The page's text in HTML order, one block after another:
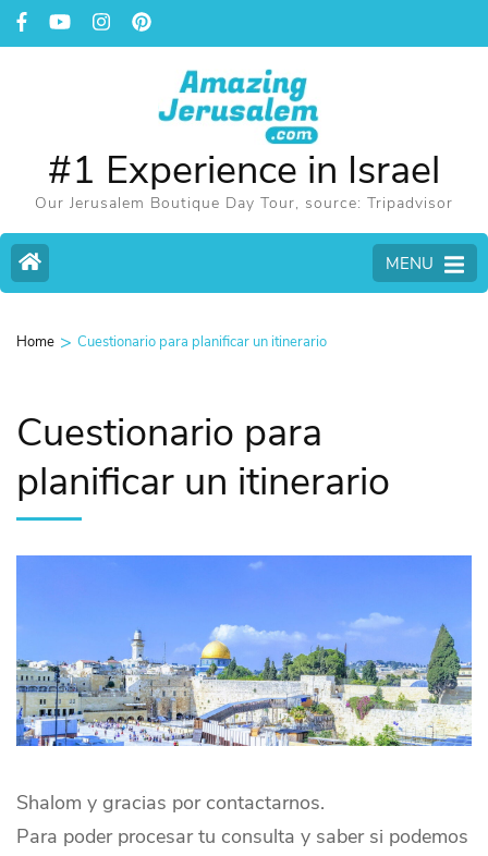
#1 Experience in Israel
Our Jerusalem Boutique Day Tour, source: Tripadvisor
MENU
Home > Cuestionario para planificar un itinerario
Cuestionario para
planificar un itinerario
Shalom y gracias por contactarnos.
Para poder procesar tu consulta y saber si podemos